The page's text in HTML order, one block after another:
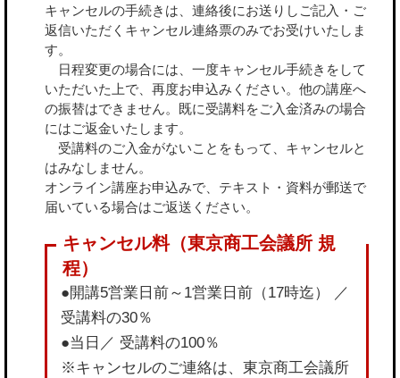
キャンセルの手続きは、連絡後にお送りしご記入・ご
返信いただくキャンセル連絡票のみでお受けいたしま
す。
日程変更の場合には、一度キャンセル手続きをして
いただいた上で、再度お申込みください。他の講座へ
の振替はできません。既に受講料をご入金済みの場合
にはご返金いたします。
受講料のご入金がないことをもって、キャンセルと
はみなしません。
オンライン講座お申込みで、テキスト・資料が郵送で
届いている場合はご返送ください。
●開講5営業日前～1営業日前（17時迄） ／
受講料の30％
●当日／ 受講料の100％
※キャンセルのご連絡は、東京商工会議所